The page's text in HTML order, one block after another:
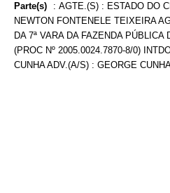
Parte(s) : AGTE.(S) : ESTADO DO
NEWTON FONTENELE TEIXEIRA
DA 7ª VARA DA FAZENDA
(PROC Nº 2005.0024.7870-8/0)
CUNHA ADV.(A/S) : GEORGE